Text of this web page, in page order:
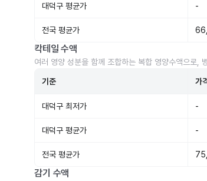
대덕구 평균가 -
전국 평균가
칵테일 수액
여러 영양 성분을 함께 조합하는 복합 영양수액으로,
기준 가
대덕구 최저가 -
대덕구 평균가 -
전국 평균가
감기 수액